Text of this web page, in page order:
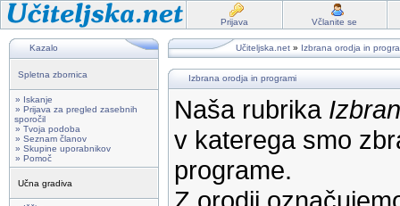
Prijava Včlanite se
Kazalo
Spletna zbornica
» Iskanje
» Prijava za pregled zasebnih
sporočil
» Tvoja podoba
» Seznam članov
» Skupine uporabnikov
» Pomoč
Učna gradiva
Učiteljska.net » Izbrana orodja in
Izbrana orodja in programi
Naša rubrika
v katerega smo
programe.